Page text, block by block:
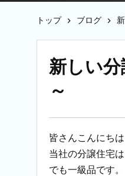
トップ ブログ
新しい
～
皆さんこんにち
当社の分譲住宅
でも一級品です。